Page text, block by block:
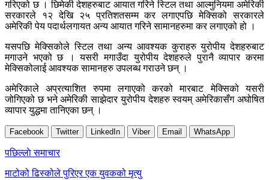
गरिएको छ । छिमेकी देशहरुबाट आयात गरिने स्टिल तथा आल्मुनियमा अमेरिकी
सरकारले १२ देखि २५ प्रतिशतसम्म कर लगाएपछि मेक्सिको सरकारले
अमेरिकी पेय पदार्थलगायत अन्य आयात गरिने सामानहरुमा कर लगाएको हो ।
यसपछि मेक्सिकोले स्टिल तथा अन्य आवश्यक कुराहरु युरोपीय देशहरुबाट
मगाउने भएको छ । यसरी मगाउँदा युरोपीय देशहरुले पुरानै व्यापार करमा
मेक्सिकोलाई आवश्यक सामानहरु उपलब्ध गराउने छन् ।
अमेरिकाले अप्रत्याशित रुपमा लगाएको करको मारबाट मेक्सिको यसरी
जोगिएको छ भने अमेरिकी साझेदार युरोपीय देशहरु स्वयम् अमेरिकासँग अघोषित
व्यापार युद्धमा तानिएका छन् ।
Facebook Twitter LinkedIn Viber Email WhatsApp
Post
navigation
पछिल्लाे समाचार
माटोको ढिस्कोले पुरिएर एक युवकको मृत्यु